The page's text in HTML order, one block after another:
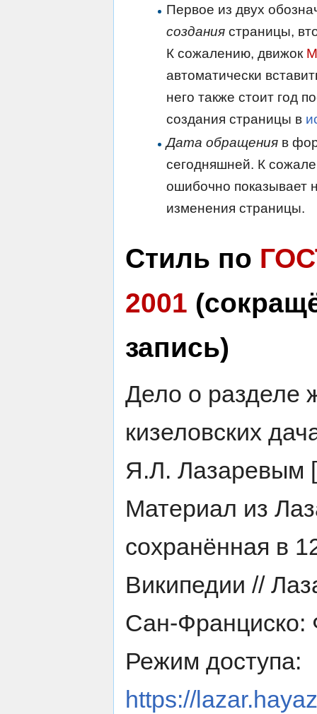
Первое из двух
созданиястраницы,
К сожалению, движок
автоматически
него также стоит год
создания страницы в
Дата обращенияв
сегодняшней. К
ошибочно показывает
изменения страницы.
Стиль по
2001
запись)
Дело о разделе
кизеловских
Я.Л. Лазаревым
Материал из
сохранённая в
Википедии //
Сан-
Режим доступа:
https://